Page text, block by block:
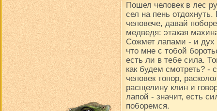
Пошел человек в лес
сел на пень
человече, давай
медведя: этакая
Сожмет лапами - и дух
что мне с тобой
есть ли в тебе сила.
как будем смотреть? -
человек топор,
расщелину клин и
лапой - значит, есть
поборемся.